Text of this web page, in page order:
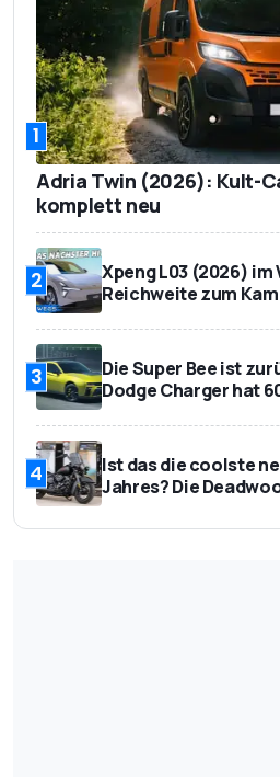
1
Adria Twin (2026): Kult-
komplett neu
2
Xpeng L03 (2026) im
Reichweite zum
3
Die Super Bee ist
Dodge Charger hat
4
Ist das die coolste
Jahres? Die